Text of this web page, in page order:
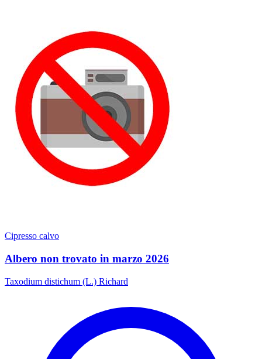
Cipresso calvo
Albero non trovato in marzo 2026
Taxodium distichum (L.) Richard